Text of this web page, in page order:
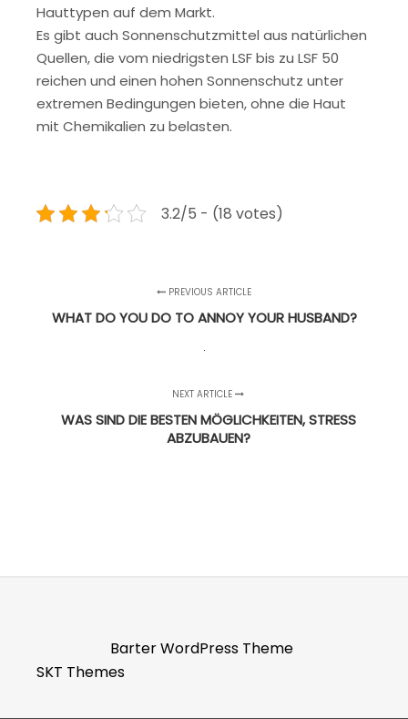
Hauttypen auf dem Markt.
Es gibt auch Sonnenschutzmittel aus natürlichen
Quellen, die vom niedrigsten LSF bis zu LSF 50
reichen und einen hohen Sonnenschutz unter
extremen Bedingungen bieten, ohne die Haut
mit Chemikalien zu belasten.
3.2/5 - (18 votes)
PREVIOUS ARTICLE
WHAT DO YOU DO TO ANNOY YOUR HUSBAND?
NEXT ARTICLE
WAS SIND DIE BESTEN MÖGLICHKEITEN, STRESS
ABZUBAUEN?
Barter WordPress Theme
SKT Themes